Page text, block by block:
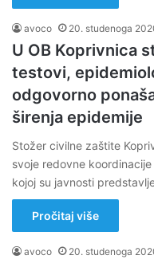
avoco 20. studenoga
U OB Koprivnica
testovi,
odgovorno
širenja epidemije
Stožer civilne zaštite
svoje redovne
kojoj su javnosti
Pročitaj više
avoco 20. studenoga